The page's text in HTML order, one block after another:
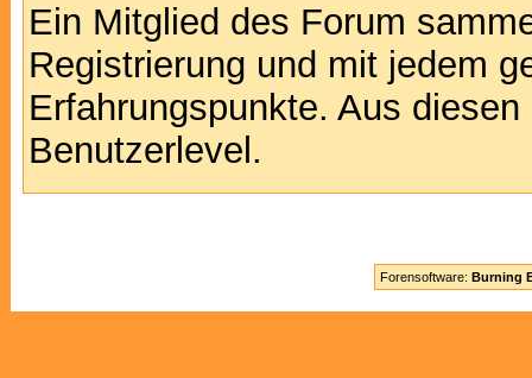
Ein Mitglied des Forum
Registrierung und mit jedem
Erfahrungspunkte. Aus
Benutzerlevel.
Forensoftware: Burning